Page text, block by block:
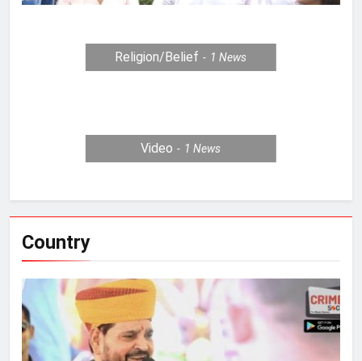
Religion/Belief 1News
Video 1News
Country